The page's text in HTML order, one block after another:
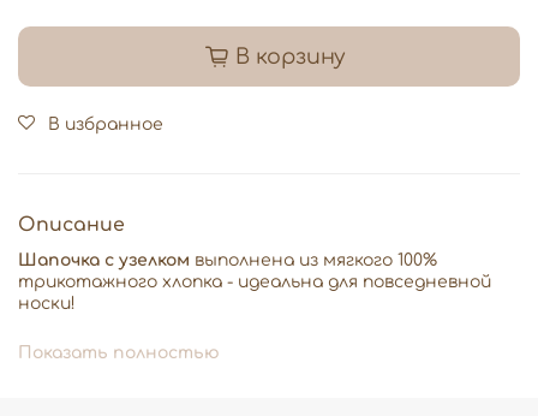
В корзину
В избранное
Описание
Шапочка с узелком выполнена из мягкого 100%
трикотажного хлопка - идеальна для повседневной
носки!
Особенность этой модели заключается в удобной
регулировке глубины посадки: достаточно завязать
Показать полностью